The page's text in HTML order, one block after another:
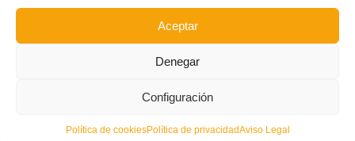
Aceptar
Denegar
Configuración
Política de cookiesPolítica de privacidadAviso Legal